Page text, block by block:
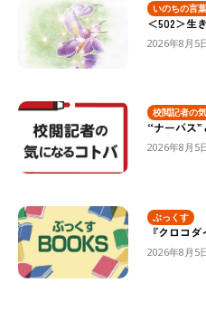
いのちの言葉
＜502＞生
2026年8月5
校閲記者の
“ナーバス”
2026年8月5
ぶっくす
『クロコ
2026年8月5